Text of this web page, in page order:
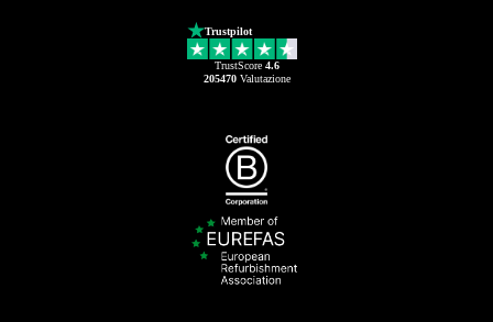
Trustpilot
TrustScore 4.6
205470Valutazione